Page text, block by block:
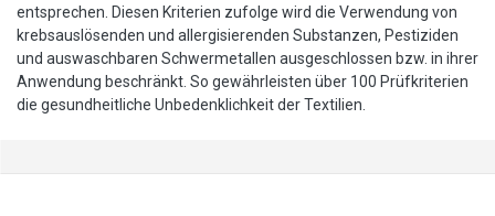
entsprechen. Diesen Kriterien zufolge wird die Verwendung von
krebsauslösenden und allergisierenden Substanzen, Pestiziden
und auswaschbaren Schwermetallen ausgeschlossen bzw. in ihrer
Anwendung beschränkt. So gewährleisten über 100 Prüfkriterien
die gesundheitliche Unbedenklichkeit der Textilien.